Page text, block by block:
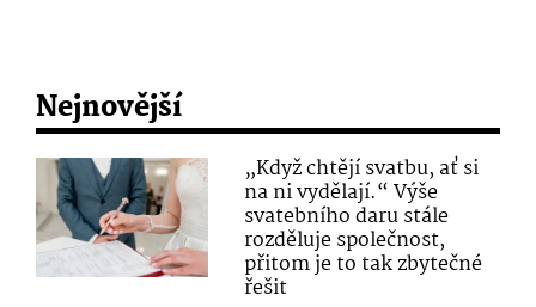
Nejnovější
„Když chtějí svatbu, ať si
na ni vydělají.“ Výše
svatebního daru stále
rozděluje společnost,
přitom je to tak zbytečné
řešit